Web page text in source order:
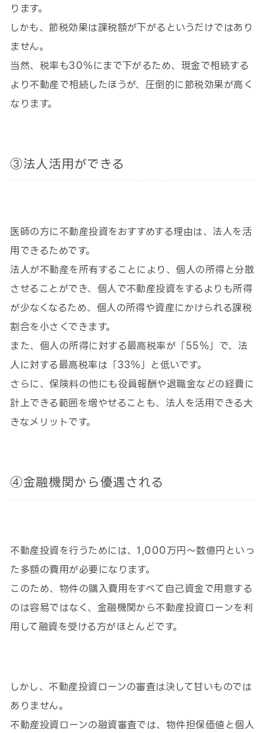
ります。
しかも、節税効果は課税額が下がるというだけではあり
ません。
当然、税率も30％にまで下がるため、現金で相続する
より不動産で相続したほうが、圧倒的に節税効果が高く
なります。
③法人活用ができる
医師の方に不動産投資をおすすめする理由は、法人を活
用できるためです。
法人が不動産を所有することにより、個人の所得と分散
させることができ、個人で不動産投資をするよりも所得
が少なくなるため、個人の所得や資産にかけられる課税
割合を小さくできます。
また、個人の所得に対する最高税率が「55％」で、法
人に対する最高税率は「33％」と低いです。
さらに、保険料の他にも役員報酬や退職金などの経費に
計上できる範囲を増やせることも、法人を活用できる大
きなメリットです。
④金融機関から優遇される
不動産投資を行うためには、1,000万円〜数億円といっ
た多額の費用が必要になります。
このため、物件の購入費用をすべて自己資金で用意する
のは容易ではなく、金融機関から不動産投資ローンを利
用して融資を受ける方がほとんどです。
しかし、不動産投資ローンの審査は決して甘いものでは
ありません。
不動産投資ローンの融資審査では、物件担保価値と個人